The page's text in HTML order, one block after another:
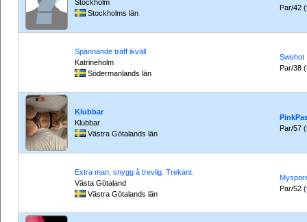
Stockholm
Stockholms län
Par/42
Spännande träff ikväll
Katrineholm
Södermanlands län
Swehot
Par/38
Klubbar
Klubbar
Västra Götalands län
Par/57
Extra man, snygg å trevlig. Trekant.
Västa Götaland
Västra Götalands län
Par/52